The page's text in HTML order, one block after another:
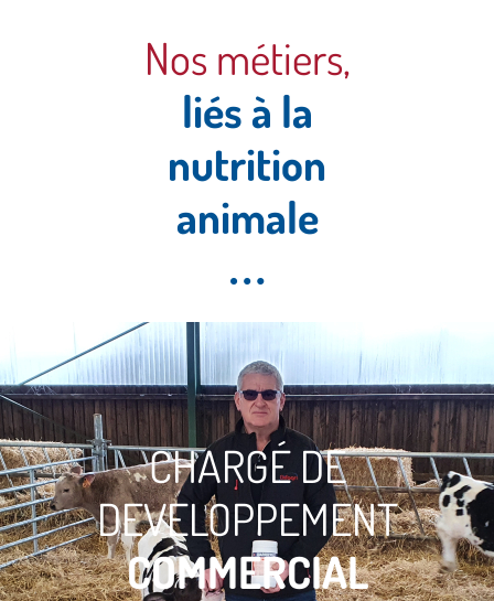
nos
Dif'acteurs
et leurs
métiers en
images
Nos métiers,
liés à la
nutrition
animale
CHARGÉ DE
DEVELOPPEMENT
COMMERCIAL